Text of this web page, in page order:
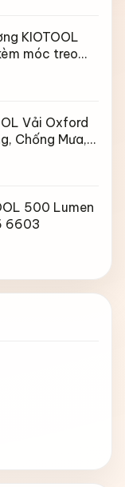
KIOTOOL
móc treo
Vải Oxford
Chống Mưa,
Có Phản
500 Lumen
6603